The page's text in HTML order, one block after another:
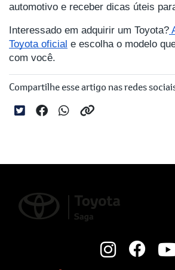
automotivo e receber dicas úteis
Interessado em adquirir um Toyota?
Toyota oficial e escolha o modelo
com você.
Compartilhe esse artigo nas redes